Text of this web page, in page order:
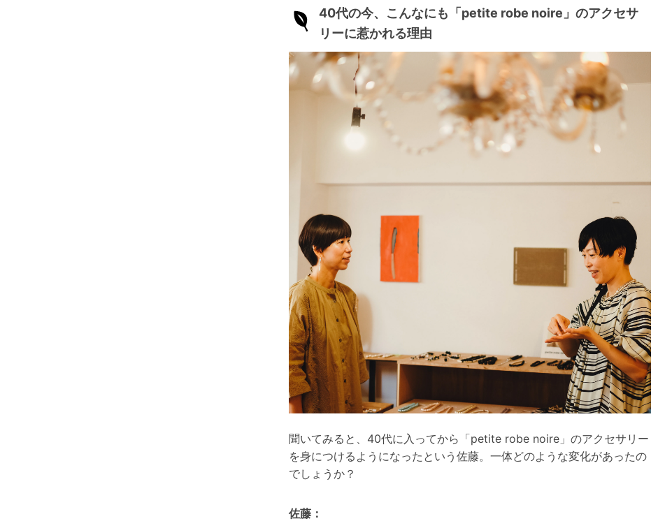
40代の今、こんなにも「petite robe noire」のアクセサ
リーに惹かれる理由
聞いてみると、40代に入ってから「petite robe noire」のアクセサリー
を身につけるようになったという佐藤。一体どのような変化があったの
でしょうか？
佐藤：